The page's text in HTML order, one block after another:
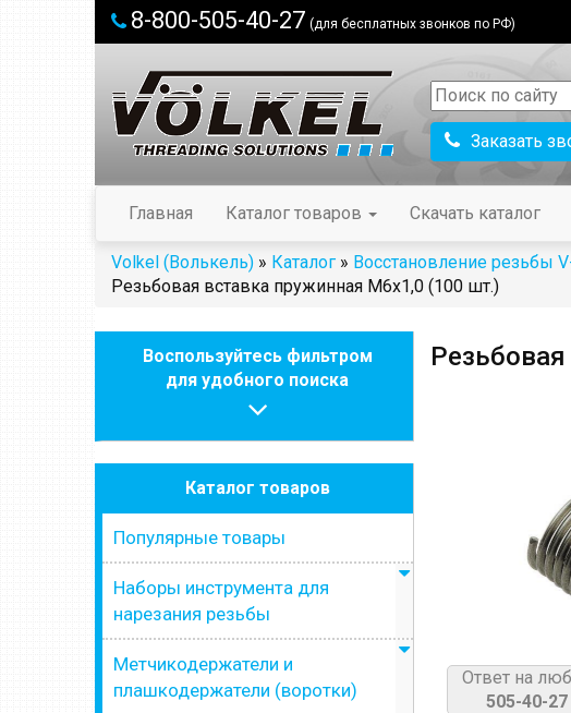
8-800-505-40-27 (для бесплатных звонков по РФ)
Заказать
Главная Каталог товаров Скачать каталог
Volkel (Волькель) » Каталог » Восстановление резьбы
Резьбовая вставка пружинная M6x1,0 (100 шт.)
Воспользуйтесь фильтром
для удобного поиска
Каталог товаров
Популярные товары
Наборы инструмента для
нарезания резьбы
Метчикодержатели и
плашкодержатели (воротки)
Ответ на
505-40-27